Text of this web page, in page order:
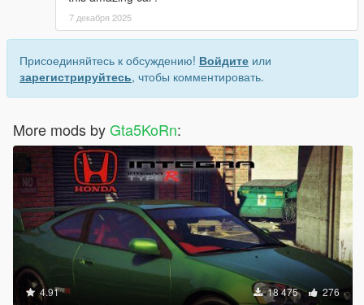
7 декабря 2025
Присоединяйтесь к обсуждению! Войдите или
зарегистрируйтесь, чтобы комментировать.
More mods byGta5KoRn:
4.91 18 475 276